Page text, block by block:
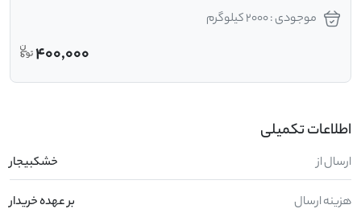
موجودی : 2000 کیلوگرم
400,000
اطلاعات تکمیلی
ارسال از خشکبیجار
هزینه ارسال بر عهده خریدار